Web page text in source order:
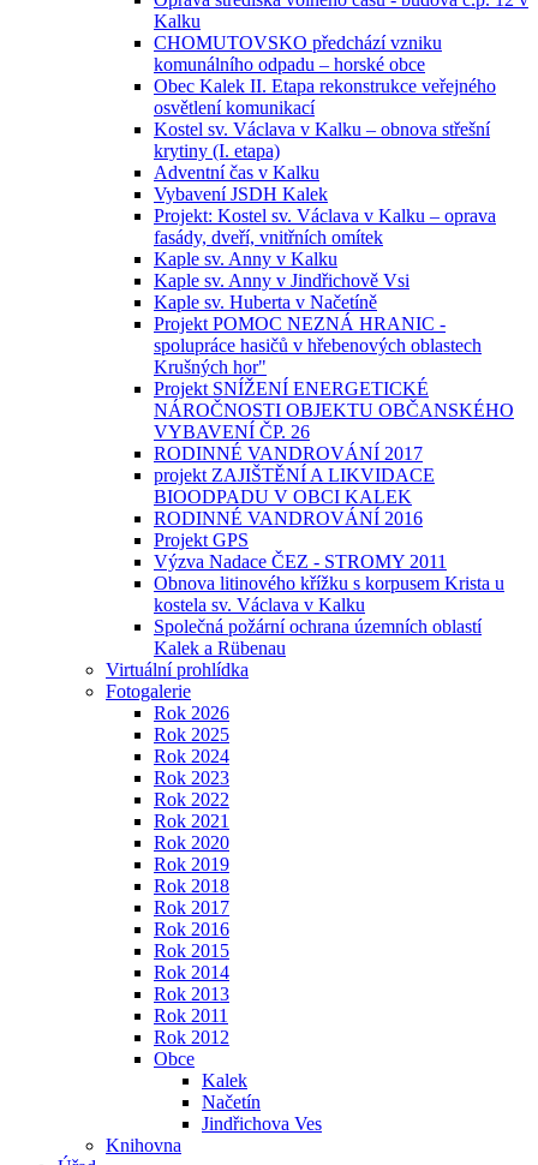
Kalku
CHOMUTOVSKO předchází vzniku
komunálního odpadu – horské obce
Obec Kalek II. Etapa rekonstrukce veřejného
osvětlení komunikací
Kostel sv. Václava v Kalku – obnova střešní
krytiny (I. etapa)
Adventní čas v Kalku
Vybavení JSDH Kalek
Projekt: Kostel sv. Václava v Kalku – oprava
fasády, dveří, vnitřních omítek
Kaple sv. Anny v Kalku
Kaple sv. Anny v Jindřichově Vsi
Kaple sv. Huberta v Načetíně
Projekt POMOC NEZNÁ HRANIC -
spolupráce hasičů v hřebenových oblastech
Krušných hor"
Projekt SNÍŽENÍ ENERGETICKÉ
NÁROČNOSTI OBJEKTU OBČANSKÉHO
VYBAVENÍ ČP. 26
RODINNÉ VANDROVÁNÍ 2017
projekt ZAJIŠTĚNÍ A LIKVIDACE
BIOODPADU V OBCI KALEK
RODINNÉ VANDROVÁNÍ 2016
Projekt GPS
Výzva Nadace ČEZ - STROMY 2011
Obnova litinového křížku s korpusem Krista u
kostela sv. Václava v Kalku
Společná požární ochrana územních oblastí
Kalek a Rübenau
Virtuální prohlídka
Fotogalerie
Rok 2026
Rok 2025
Rok 2024
Rok 2023
Rok 2022
Rok 2021
Rok 2020
Rok 2019
Rok 2018
Rok 2017
Rok 2016
Rok 2015
Rok 2014
Rok 2013
Rok 2011
Rok 2012
Obce
Kalek
Načetín
Jindřichova Ves
Knihovna